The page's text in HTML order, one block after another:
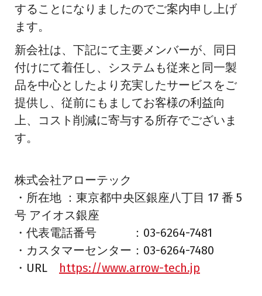
することになりましたのでご案内申し上げ
ます。
新会社は、下記にて主要メンバーが、同日
付けにて着任し、システムも従来と同一製
品を中心としたより充実したサービスをご
提供し、従前にもましてお客様の利益向
上、コスト削減に寄与する所存でございま
す。
株式会社アローテック
・所在地 ：東京都中央区銀座八丁目 17 番 5
号 アイオス銀座
・代表電話番号 ：03-6264-7481
・カスタマーセンター：03-6264-7480
・URL https://www.arrow-tech.jp